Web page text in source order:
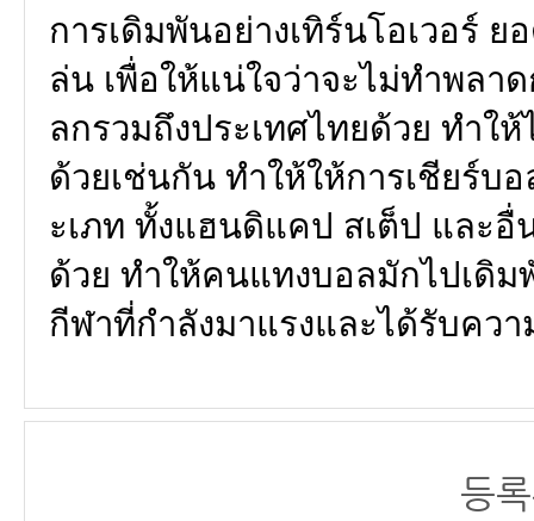
การเดิมพันอย่างเทิร์นโอเวอร์
ล่น เพื่อให้แน่ใจว่าจะไม่ทำพล
ลกรวมถึงประเทศไทยด้วย ทำ
ด้วยเช่นกัน ทำให้ให้การเชียร์บ
ะเภท ทั้งแฮนดิแคป สเต็ป และอื่
ด้วย ทำให้คนแทงบอลมักไปเดิ
กีฬาที่กำลังมาแรงและได้รับคว
등